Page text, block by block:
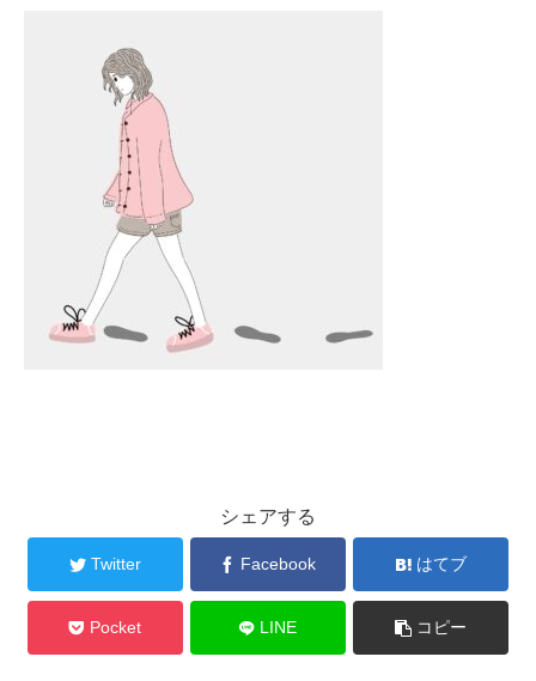
シェアする
Twitter Facebook はてブ
Pocket LINE コピー